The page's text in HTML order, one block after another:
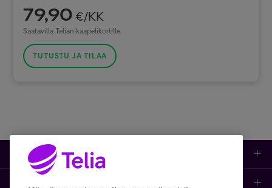
79,90 €/KK
Saatavilla Telian kaapelikortille.
TUTUSTU JA TILAA
Kauppa